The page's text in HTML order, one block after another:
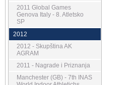
2011 Global Games
Genova Italy - 8. Atletsko
SP
2012
2012 - Skupština AK
AGRAM
2011 - Nagrade i Priznanja
Manchester (GB) - 7th INAS